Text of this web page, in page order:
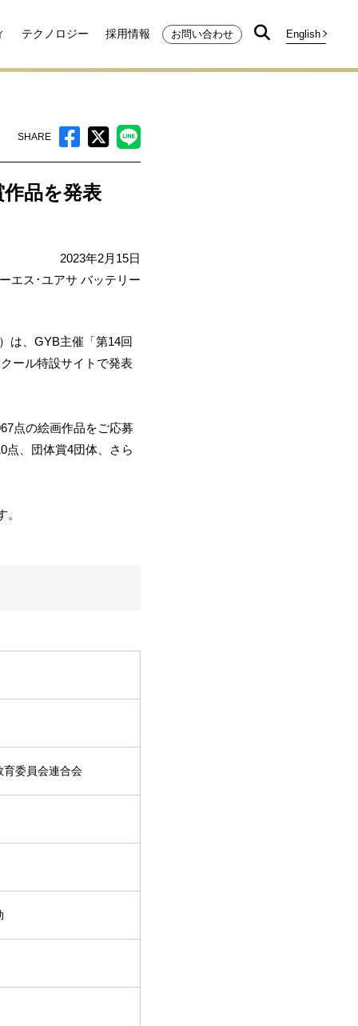
テクノロジー 採用情報 お問い合わせ
作品を発表
SHARE
2023年2月15日
エス･ユアサ バッテリー
は、GYB主催「第14回
ール特設サイトで発表
点の絵画作品をご応募
点、団体賞4団体、さら
育委員会連合会